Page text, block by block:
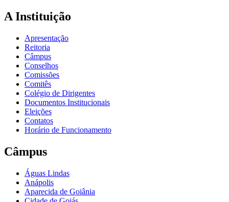
A Instituição
Apresentação
Reitoria
Câmpus
Conselhos
Comissões
Comitês
Colégio de Dirigentes
Documentos Institucionais
Eleições
Contatos
Horário de Funcionamento
Câmpus
Águas Lindas
Anápolis
Aparecida de Goiânia